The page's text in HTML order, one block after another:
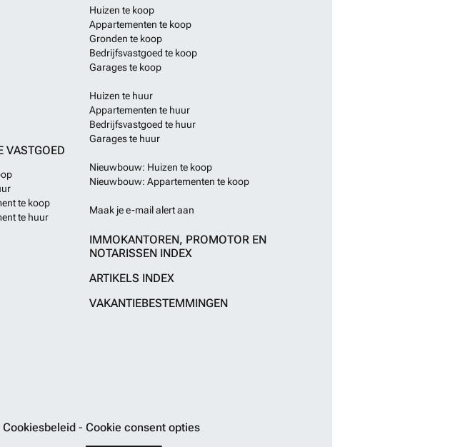
VASTGOED
te koop
te huur
Huizen te koop
Appartementen te koop
Gronden te koop
Bedrijfsvastgoed te koop
Garages te koop
Huizen te huur
Appartementen te huur
Bedrijfsvastgoed te huur
Garages te huur
Nieuwbouw: Huizen te koop
Nieuwbouw: Appartementen te koop
Maak je e-mail alert aan
IMMOKANTOREN, PROMOTOR EN
NOTARISSEN INDEX
ARTIKELS INDEX
VAKANTIEBESTEMMINGEN
Cookiesbeleid - Cookie consent opties